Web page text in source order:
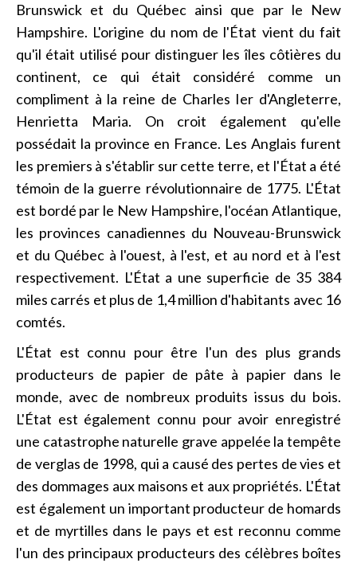
Brunswick et du Québec ainsi que par le New
Hampshire. L'origine du nom de l'État vient du fait
qu'il était utilisé pour distinguer les îles côtières du
continent, ce qui était considéré comme un
compliment à la reine de Charles Ier d'Angleterre,
Henrietta Maria. On croit également qu'elle
possédait la province en France. Les Anglais furent
les premiers à s'établir sur cette terre, et l'État a été
témoin de la guerre révolutionnaire de 1775. L'État
est bordé par le New Hampshire, l'océan Atlantique,
les provinces canadiennes du Nouveau-Brunswick
et du Québec à l'ouest, à l'est, et au nord et à l'est
respectivement. L'État a une superficie de 35 384
miles carrés et plus de 1,4 million d'habitants avec 16
comtés.
L'État est connu pour être l'un des plus grands
producteurs de papier de pâte à papier dans le
monde, avec de nombreux produits issus du bois.
L'État est également connu pour avoir enregistré
une catastrophe naturelle grave appelée la tempête
de verglas de 1998, qui a causé des pertes de vies et
des dommages aux maisons et aux propriétés. L'État
est également un important producteur de homards
et de myrtilles dans le pays et est reconnu comme
l'un des principaux producteurs des célèbres boîtes